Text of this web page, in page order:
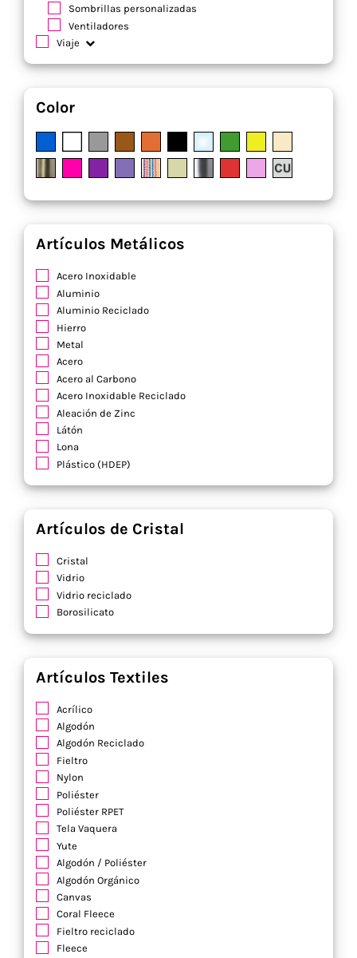
Sombrillas personalizadas
Ventiladores
Viaje
Color
Artículos Metálicos
Acero Inoxidable
Aluminio
Aluminio Reciclado
Hierro
Metal
Acero
Acero al Carbono
Acero Inoxidable Reciclado
Aleación de Zinc
Látón
Lona
Plástico (HDEP)
Artículos de Cristal
Cristal
Vidrio
Vidrio reciclado
Borosilicato
Artículos Textiles
Acrílico
Algodón
Algodón Reciclado
Fieltro
Nylon
Poliéster
Poliéster RPET
Tela Vaquera
Yute
Algodón / Poliéster
Algodón Orgánico
Canvas
Coral Fleece
Fieltro reciclado
Fleece